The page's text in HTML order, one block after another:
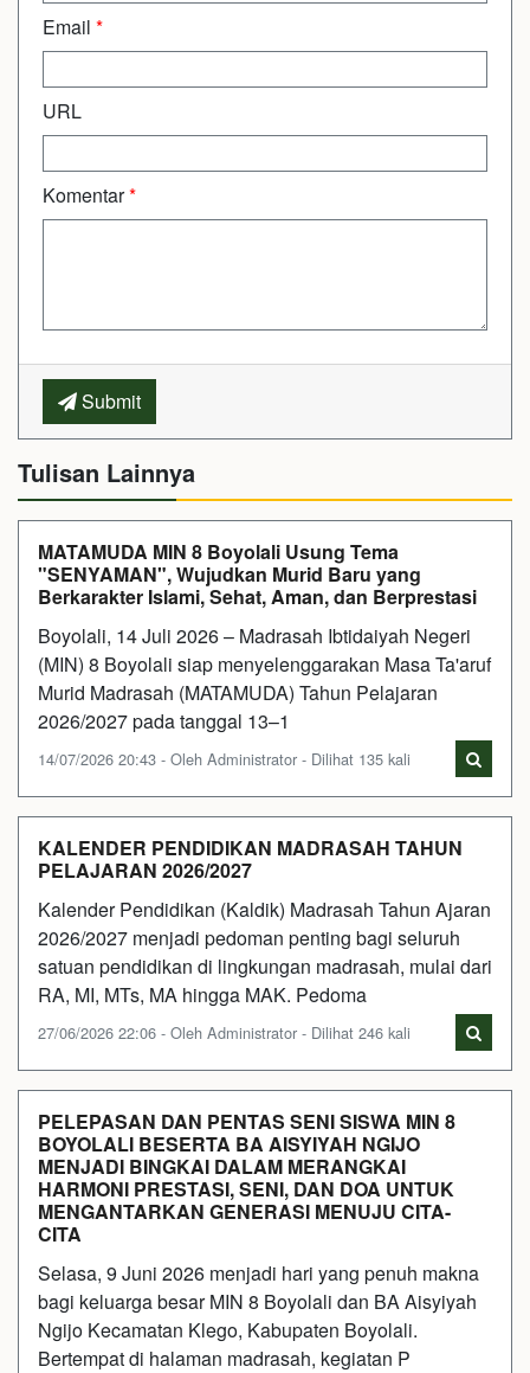
Email *
URL
Komentar*
Submit
Tulisan Lainnya
MATAMUDA MIN 8 Boyolali Usung Tema
"SENYAMAN", Wujudkan Murid Baru yang
Berkarakter Islami, Sehat, Aman, dan Berprestasi
Boyolali, 14 Juli 2026 – Madrasah Ibtidaiyah Negeri
(MIN) 8 Boyolali siap menyelenggarakan Masa Ta'aruf
Murid Madrasah (MATAMUDA) Tahun Pelajaran
2026/2027 pada tanggal 13–1
14/07/2026 20:43 - Oleh Administrator - Dilihat 135 kali
KALENDER PENDIDIKAN MADRASAH TAHUN
PELAJARAN 2026/2027
Kalender Pendidikan (Kaldik) Madrasah Tahun Ajaran
2026/2027 menjadi pedoman penting bagi seluruh
satuan pendidikan di lingkungan madrasah, mulai dari
RA, MI, MTs, MA hingga MAK. Pedoma
27/06/2026 22:06 - Oleh Administrator - Dilihat 246 kali
PELEPASAN DAN PENTAS SENI SISWA MIN 8
BOYOLALI BESERTA BA AISYIYAH NGIJO
MENJADI BINGKAI DALAM MERANGKAI
HARMONI PRESTASI, SENI, DAN DOA UNTUK
MENGANTARKAN GENERASI MENUJU CITA-
CITA
Selasa, 9 Juni 2026 menjadi hari yang penuh makna
bagi keluarga besar MIN 8 Boyolali dan BA Aisyiyah
Ngijo Kecamatan Klego, Kabupaten Boyolali.
Bertempat di halaman madrasah, kegiatan P